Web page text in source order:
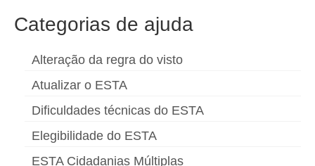
Categorias de ajuda
Alteração da regra do visto
Atualizar o ESTA
Dificuldades técnicas do ESTA
Elegibilidade do ESTA
ESTA Cidadanias Múltiplas